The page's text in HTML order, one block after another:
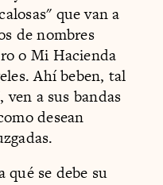
que van a
de nombres
o Mi Hacienda
Ahí beben, tal
a sus bandas
desean
qué se debe su